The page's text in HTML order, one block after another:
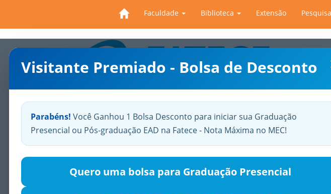
Faculdade Biblioteca Extensão Pesquisa
Visitante Premiado - Bolsa de Desconto
Parabéns! Você Ganhou 1 Bolsa Desconto para iniciar sua Graduação
Presencial ou Pós-graduação EAD na Fatece - Nota Máxima no MEC!
Quero uma bolsa para Graduação Presencial
Previous